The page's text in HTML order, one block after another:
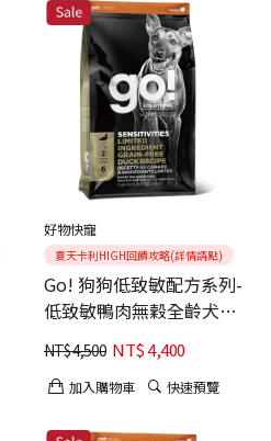
好物快寵
夏天卡利HIGH回饋攻略(詳情請點)
Go! 狗狗低致敏配方系列-
低致敏鴨肉無穀全齡犬
22LB (狗主食、狗飼料)
NT$4,500 NT$4,400
加入購物車 快速預覽